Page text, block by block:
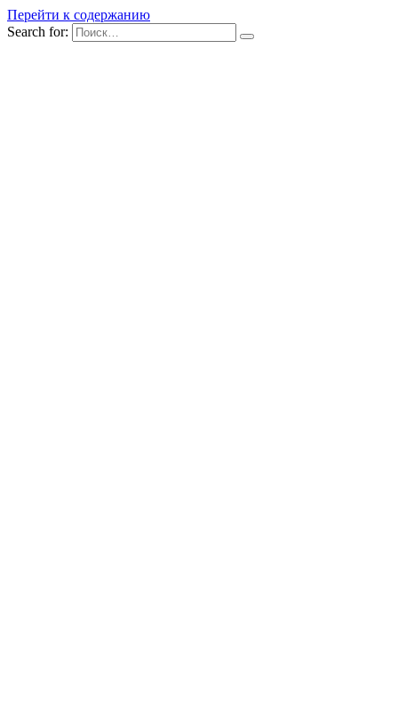
Перейти к содержанию
Search for: